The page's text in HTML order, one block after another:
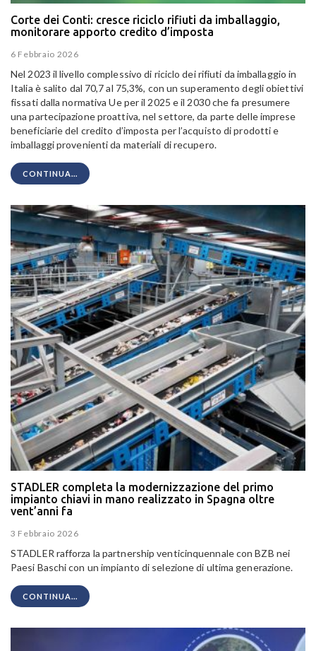
Corte dei Conti: cresce riciclo rifiuti da imballaggio,
monitorare apporto credito d’imposta
6 Febbraio 2026
Nel 2023 il livello complessivo di riciclo dei rifiuti da imballaggio in
Italia è salito dal 70,7 al 75,3%, con un superamento degli obiettivi
fissati dalla normativa Ue per il 2025 e il 2030 che fa presumere
una partecipazione proattiva, nel settore, da parte delle imprese
beneficiarie del credito d’imposta per l’acquisto di prodotti e
imballaggi provenienti da materiali di recupero.
CONTINUA...
STADLER completa la modernizzazione del primo
impianto chiavi in mano realizzato in Spagna oltre
vent’anni fa
3 Febbraio 2026
STADLER rafforza la partnership venticinquennale con BZB nei
Paesi Baschi con un impianto di selezione di ultima generazione.
CONTINUA...